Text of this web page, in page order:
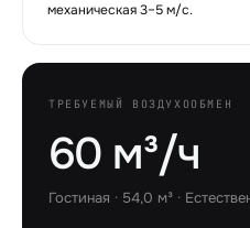
механическая 3–5 м/с.
ТРЕБУЕМЫЙ ВОЗДУХООБМЕН
60 м³/ч
Гостиная · 54,0 м³ ·